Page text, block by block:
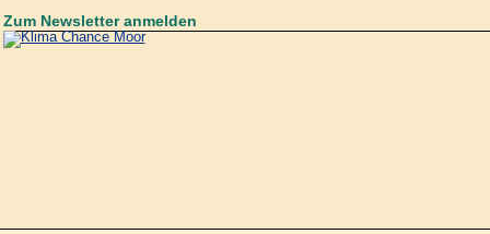
Zum Newsletter anmelden